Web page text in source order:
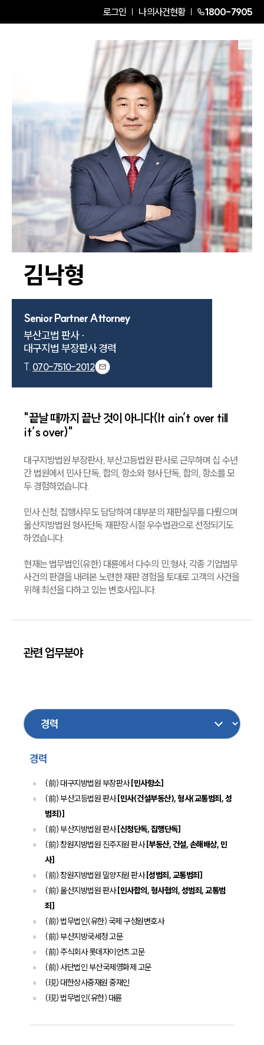
로그인 나의사건현황 1800-7905
대륜소개
대륜의 강점
오시는 길
글로벌 파트너 로펌
통합검색
AI대륜
업무사례
주요 업무사례
법률정보
법률지식인
고객후기
구성원 소개
Senior Partner Attorney
김낙형
Senior Partner Attorney
부산고법 판사 ·
대구지법 부장판사 경력
T. 070-7510-2012
"끝날 때까지 끝난 것이 아니다(It ain’t over till
it’s over)"
대구지방법원 부장판사, 부산고등법원 판사로 근무하며 십 수년
간 법원에서 민사 단독, 합의, 항소와 형사 단독, 합의, 항소를 모
두 경험하였습니다.
민사 신청, 집행사무도 담당하여 대부분의 재판실무를 다뤘으며
울산지방법원 형사단독 재판장 시절 우수법관으로 선정되기도
하였습니다.
현재는 법무법인(유한) 대륜에서 다수의 민,형사, 각종 기업법무
사건의 판결을 내려본 노련한 재판 경험을 토대로 고객의 사건을
위해 최선을 다하고 있는 변호사입니다.
관련 업무분야
건설
노동
경력
(前) 대구지방법원 부장판사[민사항소]
(前) 부산고등법원 판사[민사(건설부동산), 형사(교통범죄, 성
범죄)]
(前) 부산지방법원 판사[신청단독, 집행단독]
(前) 창원지방법원 진주지원 판사[부동산, 건설, 손해배상, 민
사]
(前) 창원지방법원 밀양지원 판사[성범죄, 교통범죄]
(前) 울산지방법원 판사[민사합의, 형사협의, 성범죄, 교통범
죄]
(前) 법무법인(유한) 국제 구성원변호사
(前) 부산지방국세청 고문
(前) 주식회사 롯데자이언츠 고문
(前) 사단법인 부산국제영화제 고문
(現) 대한상사중재원 중재인
(現) 법무법인(유한) 대륜